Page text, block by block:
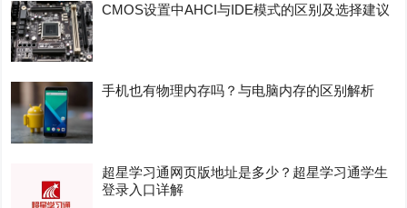
CMOS设置中AHCI与IDE模式的区别及选择建议
手机也有物理内存吗？与电脑内存的区别解析
超星学习通网页版地址是多少？超星学习通学生
登录入口详解